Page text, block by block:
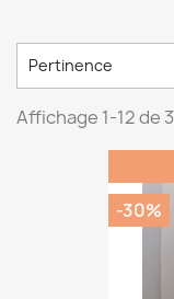
Pertinence
Affichage 1-12 de
-30%